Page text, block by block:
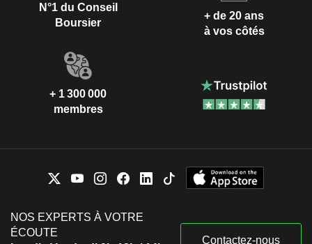
N°1 du Conseil
Boursier
+ de 20 ans
à vos côtés
+ 1 300 000
membres
NOS EXPERTS À VOTRE
ÉCOUTE
Contactez-nous